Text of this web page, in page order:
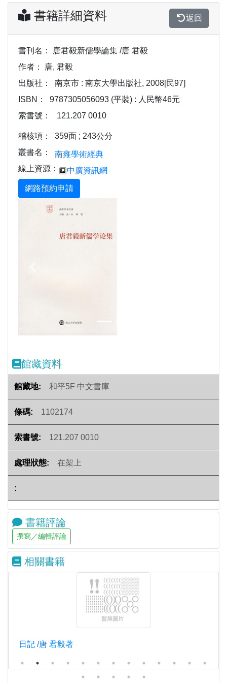
書籍詳細資料 返回
書刊名：
唐君毅新儒學論集 /唐 君毅
作者：
唐, 君毅
出版社：
南京市 : 南京大學出版社, 2008[民97]
ISBN：
9787305056093 (平裝) : 人民幣46元
索書號：
121.207 0010
稽核項：
359面 ; 243公分
叢書名：
南雍學術經典
線上資源：
中廣資訊網
館藏資料
和平5F 中文書庫
1102174
121.207 0010
在架上
書籍評論
相關書籍
日記 /唐 君毅著